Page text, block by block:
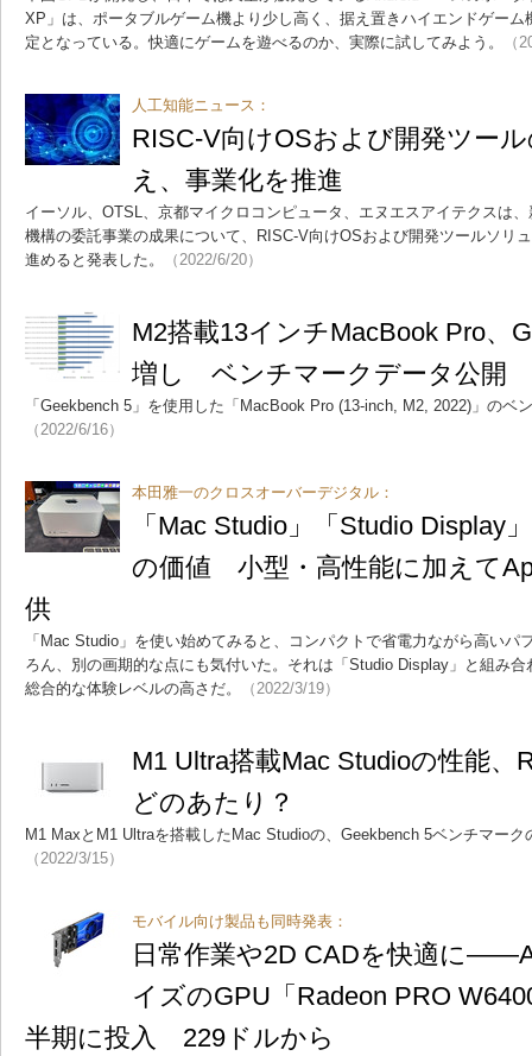
XP」は、ポータブルゲーム機より少し高く、据え置きハイエンドゲー
定となっている。快適にゲームを遊べるのか、実際に試してみよう。
（
人工知能ニュース：
RISC-V向けOSおよび開発ツー
え、事業化を推進
イーソル、OTSL、京都マイクロコンピュータ、エヌエスアイテクスは
機構の委託事業の成果について、RISC-V向けOSおよび開発ツールソリ
進めると発表した。
（2022/6/20）
M2搭載13インチMacBook Pro、
増し ベンチマークデータ公開
「Geekbench 5」を使用した「MacBook Pro (13-inch, M2, 2022)」のベ
（2022/6/16）
本田雅一のクロスオーバーデジタル：
「Mac Studio」「Studio Display
の価値 小型・高性能に加えて
供
「Mac Studio」を使い始めてみると、コンパクトで省電力ながら高いパ
ろん、別の画期的な点にも気付いた。それは「Studio Display」と組み
総合的な体験レベルの高さだ。
（2022/3/19）
M1 Ultra搭載Mac Studioの性能、
どのあたり？
M1 MaxとM1 Ultraを搭載したMac Studioの、Geekbench 5ベンチマー
（2022/3/15）
モバイル向け製品も同時発表：
日常作業や2D CADを快適に
イズのGPU「Radeon PRO
半期に投入 229ドルから